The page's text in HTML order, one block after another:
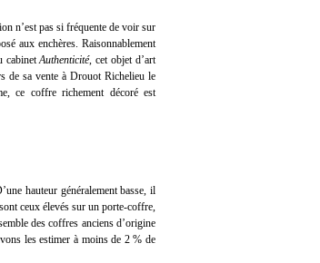
n’est pas si fréquente de voir sur
aux enchères. Raisonnablement
cabinetAuthenticité, cet objet d’art
de sa vente à Drouot Richelieu le
ce coffre richement décoré est
hauteur généralement basse, il
ceux élevés sur un porte-coffre,
des coffres anciens d’origine
les estimer à moins de 2 % de